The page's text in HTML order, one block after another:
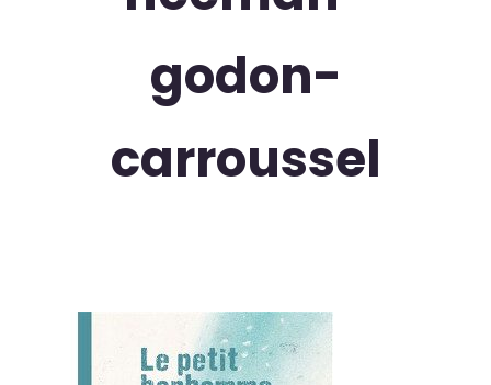
godon-
carroussel